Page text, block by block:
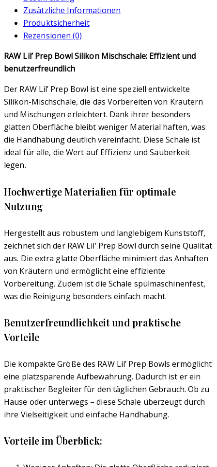
Zusätzliche Informationen
Produktsicherheit
Rezensionen (0)
RAW Lil’ Prep Bowl Silikon Mischschale: Effizient und
benutzerfreundlich
Der RAW Lil’ Prep Bowl ist eine speziell entwickelte
Silikon-Mischschale, die das Vorbereiten von Kräutern
und Mischungen erleichtert. Dank ihrer besonders
glatten Oberfläche bleibt weniger Material haften, was
die Handhabung deutlich vereinfacht. Diese Schale ist
ideal für alle, die Wert auf Effizienz und Sauberkeit
legen.
Hochwertige Materialien für optimale
Nutzung
Hergestellt aus robustem und langlebigem Kunststoff,
zeichnet sich der RAW Lil’ Prep Bowl durch seine Qualität
aus. Die extra glatte Oberfläche minimiert das Anhaften
von Kräutern und ermöglicht eine effiziente
Vorbereitung. Zudem ist die Schale spülmaschinenfest,
was die Reinigung besonders einfach macht.
Benutzerfreundlichkeit und praktische
Vorteile
Die kompakte Größe des RAW Lil’ Prep Bowls ermöglicht
eine platzsparende Aufbewahrung. Dadurch ist er ein
praktischer Begleiter für den täglichen Gebrauch. Ob zu
Hause oder unterwegs – diese Schale überzeugt durch
ihre Vielseitigkeit und einfache Handhabung.
Vorteile im Überblick: